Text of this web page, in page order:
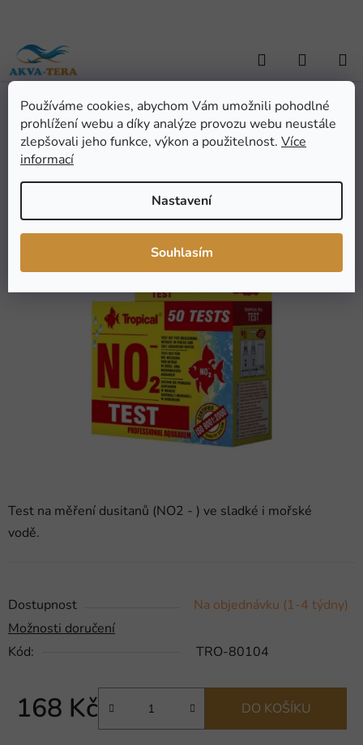
Používáme cookies, abychom Vám umožnili pohodlné
prohlížení webu a díky analýze provozu webu neustále
zlepšovali jeho funkce, výkon a použitelnost. Více
informací
Nastavení
Souhlasím
obsah
Hledat
KOŠÍK
Domů / AKVARISTIKA / Úprava a testování vody / Testy / Tropical
TEST NO2
Test na měření dusitanů (NO2 - ) ve sladké i mořské
vodě.
Dostupnost
Na objednávku (1-4 týdny)
Možnosti doručení
Kód:
TRO-80104
168 Kč DO KOŠÍKU
Tropical TEST NO2
Průměrné
produktu
0,0
z
NeohodnocenoPodrobnosti hodnocení